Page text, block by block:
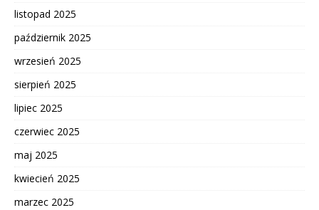
listopad 2025
październik 2025
wrzesień 2025
sierpień 2025
lipiec 2025
czerwiec 2025
maj 2025
kwiecień 2025
marzec 2025